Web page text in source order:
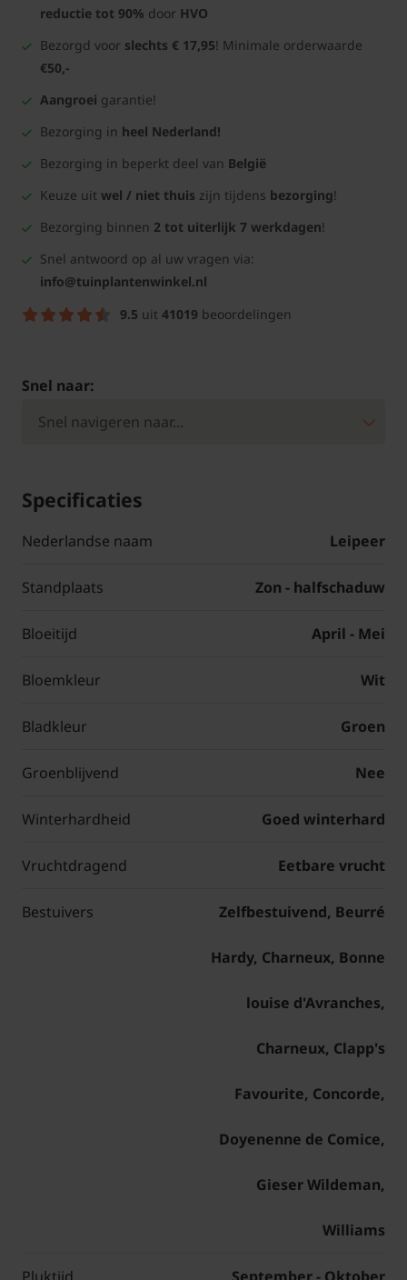
reductie tot 90% door HVO
Bezorgd voor slechts € 17,95! Minimale orderwaarde
€50,-
Aangroei garantie!
Bezorging in heel Nederland!
Bezorging in beperkt deel van België
Keuze uit wel / niet thuis zijn tijdens bezorging!
Bezorging binnen 2 tot uiterlijk 7 werkdagen!
Snel antwoord op al uw vragen via:
info@tuinplantenwinkel.nl
9.5 uit 41019 beoordelingen
Snel naar:
Specificaties
Nederlandse naam Leipeer
Standplaats Zon - halfschaduw
Bloeitijd April - Mei
Bloemkleur Wit
Bladkleur Groen
Groenblijvend Nee
Winterhardheid Goed winterhard
Vruchtdragend Eetbare vrucht
Bestuivers Zelfbestuivend, Beurré
Hardy, Charneux, Bonne
louise d'Avranches,
Charneux, Clapp's
Favourite, Concorde,
Doyenenne de Comice,
Gieser Wildeman,
Williams